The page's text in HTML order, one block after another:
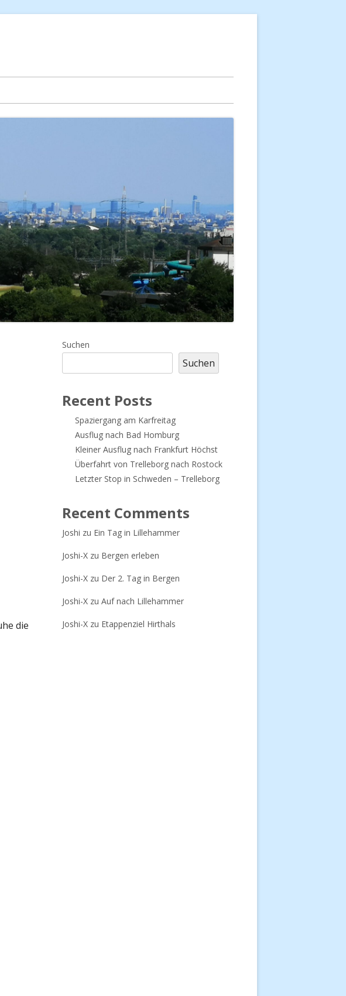
die
Haupt-
Seitenleiste
Suchen
Suchen
Recent Posts
Spaziergang am Karfreitag
Ausflug nach Bad Homburg
Kleiner Ausflug nach Frankfurt Höchst
Überfahrt von Trelleborg nach Rostock
Letzter Stop in Schweden – Trelleborg
Recent Comments
Joshi zu Ein Tag in Lillehammer
Joshi-X zu Bergen erleben
Joshi-X zu Der 2. Tag in Bergen
Joshi-X zuAuf nach Lillehammer
Joshi-X zu Etappenziel Hirthals